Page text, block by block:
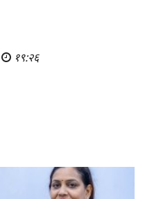
१९:२६